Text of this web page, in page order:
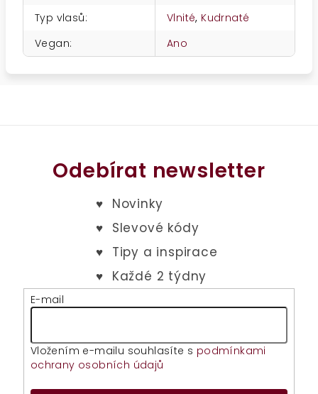
Typ vlasů: Vlnité, Kudrnaté
Vegan: Ano
Odebírat newsletter
E-mail
Vložením e-mailu souhlasíte s podmínkami
ochrany osobních údajů